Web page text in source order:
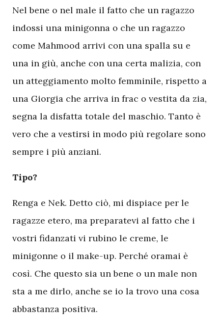
Nel bene o nel male il fatto che un ragazzo
indossi una minigonna o che un ragazzo
come Mahmood arrivi con una spalla su e
una in giù, anche con una certa malizia, con
un atteggiamento molto femminile, rispetto a
una Giorgia che arriva in frac o vestita da zia,
segna la disfatta totale del maschio. Tanto è
vero che a vestirsi in modo più regolare sono
sempre i più anziani.
Tipo?
Renga e Nek. Detto ciò, mi dispiace per le
ragazze etero, ma preparatevi al fatto che i
vostri fidanzati vi rubino le creme, le
minigonne o il make-up. Perché oramai è
così. Che questo sia un bene o un male non
sta a me dirlo, anche se io la trovo una cosa
abbastanza positiva.